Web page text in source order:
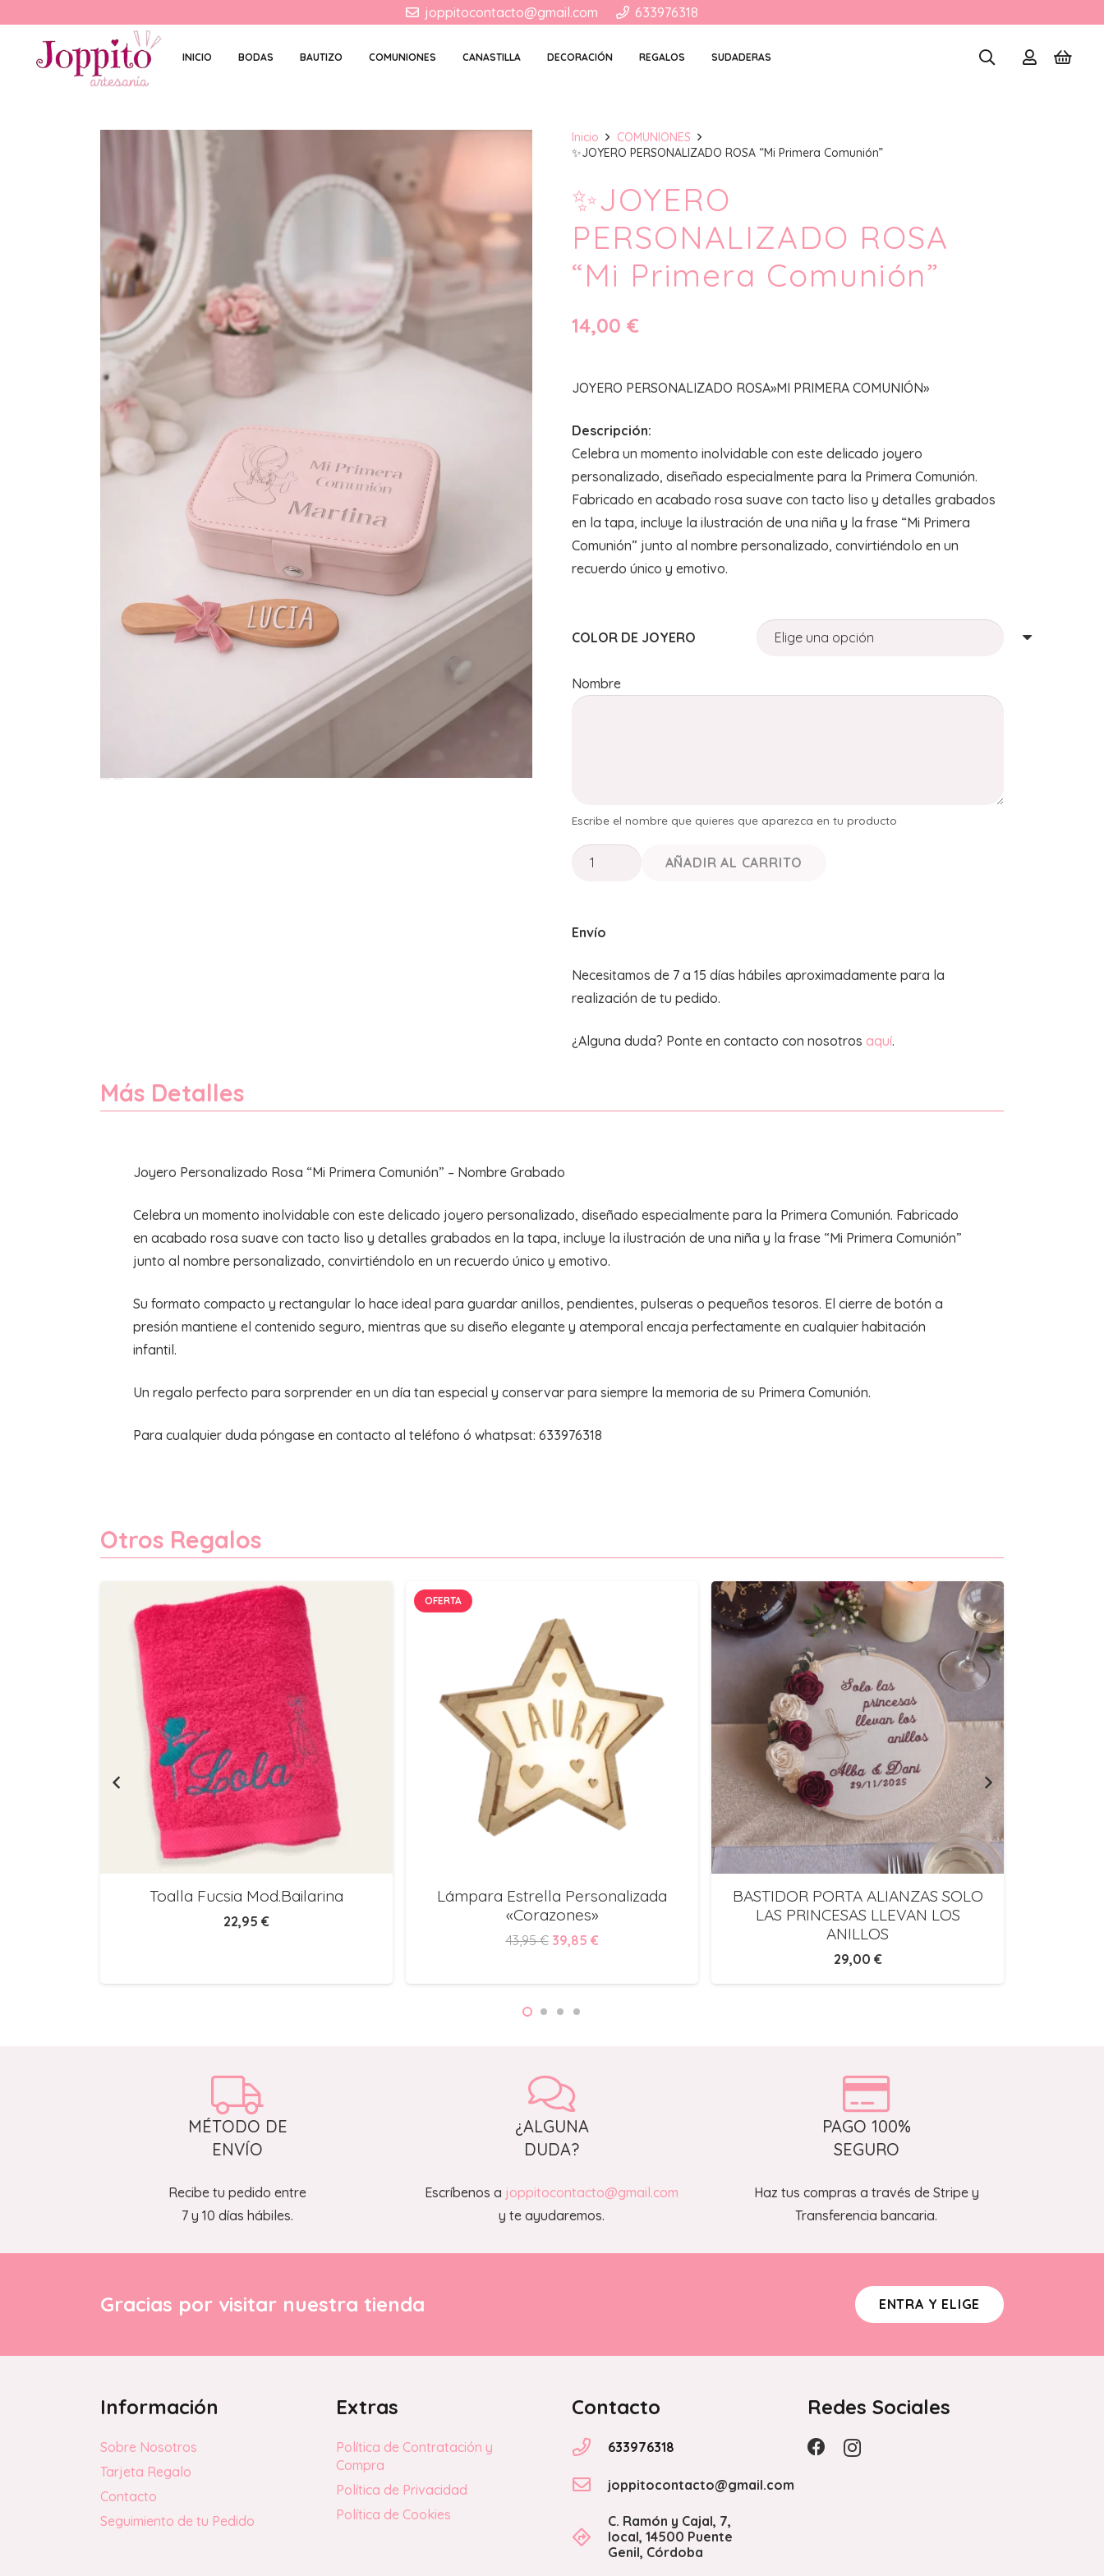
joppitocontacto@gmail.com 633976318
INICIO BODAS BAUTIZO COMUNIONES CANASTILLA DECORACIÓN REGALOS SUDADERAS
Inicio
COMUNIONES
✨JOYERO PERSONALIZADO ROSA “Mi Primera Comunión”
✨JOYERO
PERSONALIZADO ROSA
“Mi Primera Comunión”
14,00 €
JOYERO PERSONALIZADO ROSA»MI PRIMERA COMUNIÓN»
Descripción:
Celebra un momento inolvidable con este delicado joyero
personalizado, diseñado especialmente para la Primera Comunión.
Fabricado en acabado rosa suave con tacto liso y detalles grabados
en la tapa, incluye la ilustración de una niña y la frase “Mi Primera
Comunión” junto al nombre personalizado, convirtiéndolo en un
recuerdo único y emotivo.
COLOR DE JOYERO
Nombre
Escribe el nombre que quieres que aparezca en tu producto
✨JOYERO
“Mi
Comunión”
cantidad
AÑADIR AL CARRITO
Envío
Necesitamos de 7 a 15 días hábiles aproximadamente para la
realización de tu pedido.
¿Alguna duda? Ponte en contacto con nosotros aquí.
Más Detalles
Joyero Personalizado Rosa “Mi Primera Comunión” – Nombre Grabado
Celebra un momento inolvidable con este delicado joyero personalizado, diseñado especialmente para la Primera Comunión. Fabricado
en acabado rosa suave con tacto liso y detalles grabados en la tapa, incluye la ilustración de una niña y la frase “Mi Primera Comunión”
junto al nombre personalizado, convirtiéndolo en un recuerdo único y emotivo.
Su formato compacto y rectangular lo hace ideal para guardar anillos, pendientes, pulseras o pequeños tesoros. El cierre de botón a
presión mantiene el contenido seguro, mientras que su diseño elegante y atemporal encaja perfectamente en cualquier habitación
infantil.
Un regalo perfecto para sorprender en un día tan especial y conservar para siempre la memoria de su Primera Comunión.
Para cualquier duda póngase en contacto al teléfono ó whatpsat: 633976318
Otros Regalos
Toalla Fucsia Mod.Bailarina
22,95 €
OFERTA
Lámpara Estrella Personalizada
«Corazones»
43,95€ El
original
era:
39,85 €El
actual
BASTIDOR PORTA ALIANZAS SOLO
LAS PRINCESAS LLEVAN LOS
ANILLOS
29,00 €
MÉTODO DE
ENVÍO
Recibe tu pedido entre
7 y 10 días hábiles.
¿ALGUNA
DUDA?
Escríbenos a joppitocontacto@gmail.com
y te ayudaremos.
PAGO 100%
SEGURO
Haz tus compras a través de Stripe y
Transferencia bancaria.
Gracias por visitar nuestra tienda ENTRA Y ELIGE
Información
Sobre Nosotros
Tarjeta Regalo
Contacto
Seguimiento de tu Pedido
Extras
Política de Contratación y
Compra
Política de Privacidad
Política de Cookies
Contacto
633976318
joppitocontacto@gmail.com
C. Ramón y Cajal, 7,
local, 14500 Puente
Genil, Córdoba
Redes Sociales